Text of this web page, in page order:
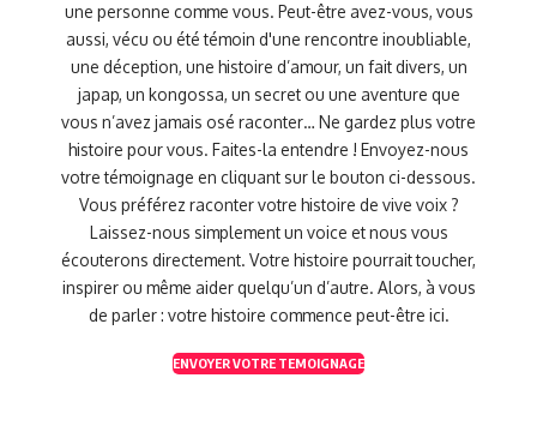
une personne comme vous. Peut-être avez-vous, vous
aussi, vécu ou été témoin d'une rencontre inoubliable,
une déception, une histoire d’amour, un fait divers, un
japap, un kongossa, un secret ou une aventure que
vous n’avez jamais osé raconter… Ne gardez plus votre
histoire pour vous. Faites-la entendre ! Envoyez-nous
votre témoignage en cliquant sur le bouton ci-dessous.
Vous préférez raconter votre histoire de vive voix ?
Laissez-nous simplement un voice et nous vous
écouterons directement. Votre histoire pourrait toucher,
inspirer ou même aider quelqu’un d’autre. Alors, à vous
de parler : votre histoire commence peut-être ici.
ENVOYER VOTRE TEMOIGNAGE